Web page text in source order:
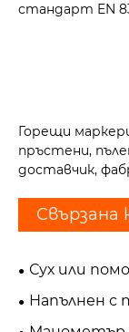
стандарт EN
Горещи
пръстени,
доставчик,
Свързана
Сух или
Напълнен